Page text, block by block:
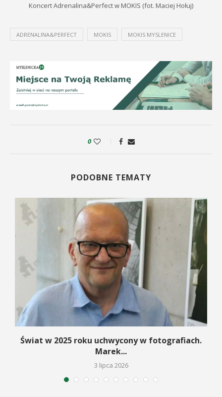
Koncert Adrenalina&Perfect w MOKIS (fot. Maciej Hołuj)
ADRENALINA&PERFECT MOKIS MOKIS MYSLENICE
0
PODOBNE TEMATY
Świat w 2025 roku uchwycony w fotografiach.
Marek...
3 lipca 2026